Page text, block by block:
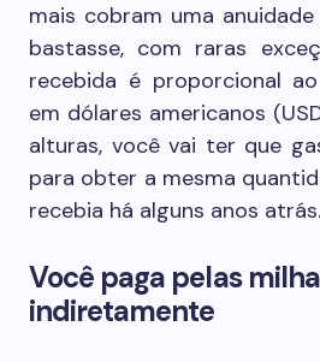
mais cobram uma
bastasse, com raras
recebida é proporcional
em dólares americanos
alturas, você vai ter que
para obter a mesma
recebia há alguns anos atrás.
Você paga pelas
indiretamente